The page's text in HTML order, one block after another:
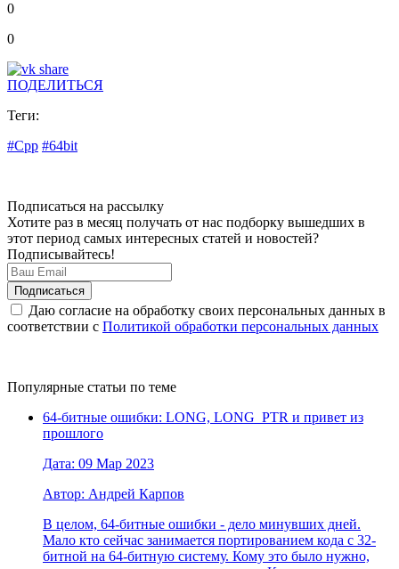
0
0
ПОДЕЛИТЬСЯ
Теги:
#Cpp #64bit
Подписаться на рассылку
Хотите раз в месяц получать от нас подборку вышедших в
этот период самых интересных статей и новостей?
Подписывайтесь!
Даю согласие на обработку своих персональных данных в
соответствии с Политикой обработки персональных данных
Популярные статьи по теме
64-битные ошибки: LONG, LONG_PTR и привет из
прошлого
Дата: 09 Мар 2023
Автор: Андрей Карпов
В целом, 64-битные ошибки - дело минувших дней.
Мало кто сейчас занимается портированием кода с 32-
битной на 64-битную систему. Кому это было нужно,